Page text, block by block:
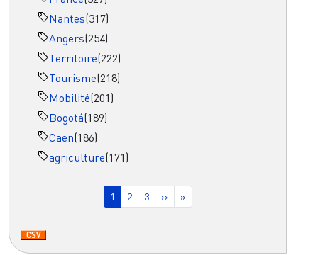
Nantes(317)
Angers(254)
Territoire(222)
Tourisme(218)
Mobilité(201)
Bogotá(189)
Caen(186)
agriculture(171)
Page courante
1 Page
2 Page
3 Page suivante
›› Dernière page
»